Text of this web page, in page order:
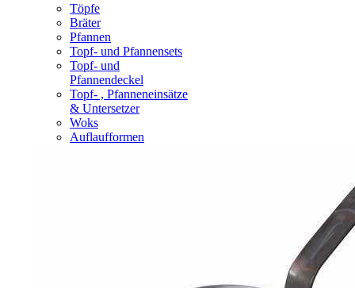
Töpfe
Bräter
Pfannen
Topf- und Pfannensets
Topf- und
Pfannendeckel
Topf- , Pfanneneinsätze
& Untersetzer
Woks
Auflaufformen